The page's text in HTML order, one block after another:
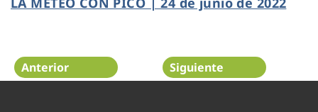
Anterior Siguiente